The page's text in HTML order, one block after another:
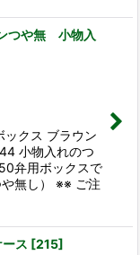
つや無 小物入
ックス ブラウン
小物入れのつ
弁用ボックスで
無し） ※※ ご注
ス [215]